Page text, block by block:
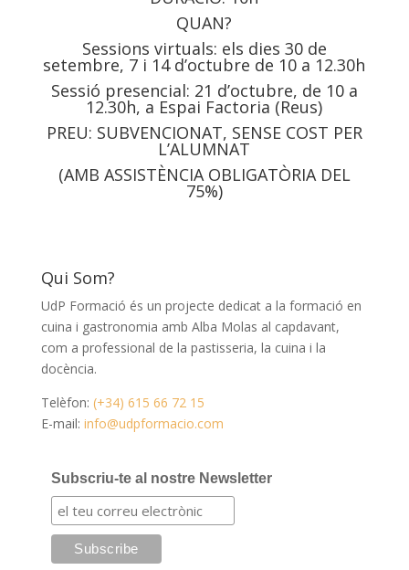
QUAN?
Sessions virtuals: els dies 30 de
setembre, 7 i 14 d’octubre de 10 a 12.30h
Sessió presencial: 21 d’octubre, de 10 a
12.30h, a Espai Factoria (Reus)
PREU: SUBVENCIONAT, SENSE COST PER
L’ALUMNAT
(AMB ASSISTÈNCIA OBLIGATÒRIA DEL
75%)
Qui Som?
UdP Formació és un projecte dedicat a la formació en
cuina i gastronomia amb Alba Molas al capdavant,
com a professional de la pastisseria, la cuina i la
docència.
Telèfon: (+34) 615 66 72 15
E-mail: info@udpformacio.com
Subscriu-te al nostre Newsletter